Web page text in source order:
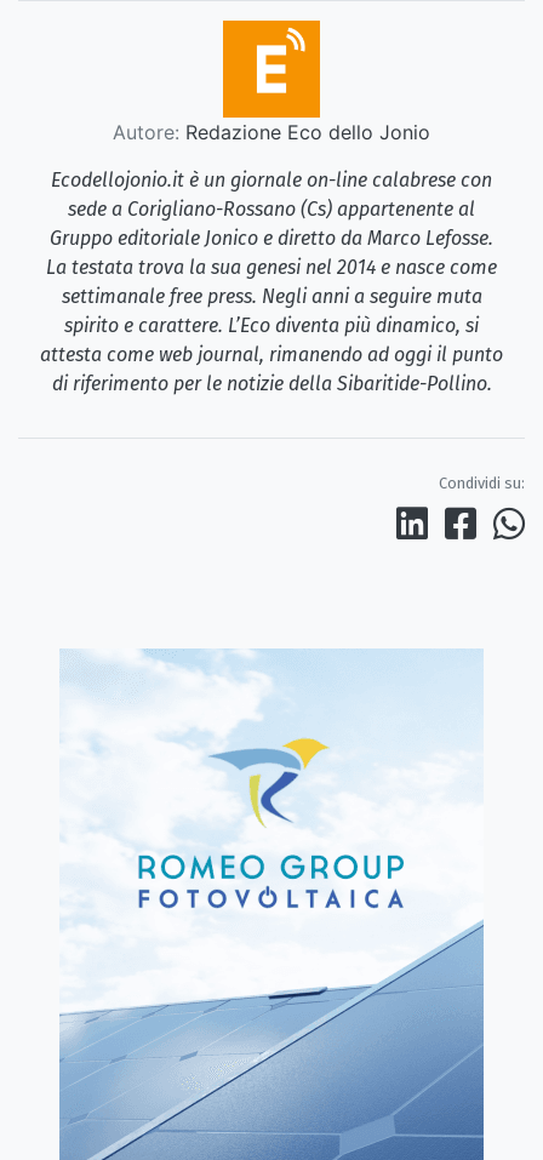
Autore: Redazione Eco dello Jonio
Ecodellojonio.it è un giornale on-line calabrese con
sede a Corigliano-Rossano (Cs) appartenente al
Gruppo editoriale Jonico e diretto da Marco Lefosse.
La testata trova la sua genesi nel 2014 e nasce come
settimanale free press. Negli anni a seguire muta
spirito e carattere. L’Eco diventa più dinamico, si
attesta come web journal, rimanendo ad oggi il punto
di riferimento per le notizie della Sibaritide-Pollino.
Condividi su: